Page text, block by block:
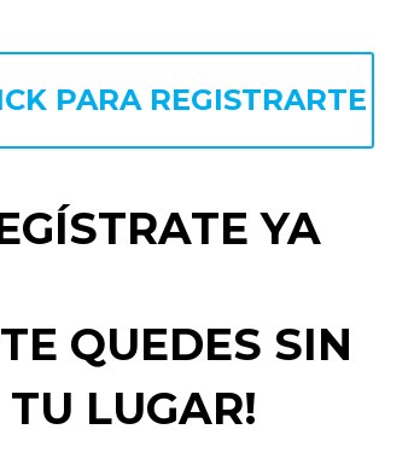
PARA REGISTRARTE
YA
QUEDES SIN
TU LUGAR!